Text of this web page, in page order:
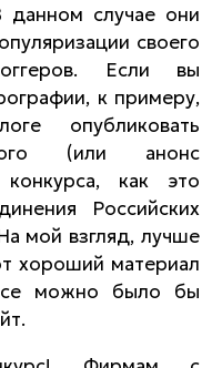
данном случае они
своего
Если вы
к примеру,
опубликовать
(или анонс
как это
Российских
мой взгляд, лучше
хороший материал
можно было бы